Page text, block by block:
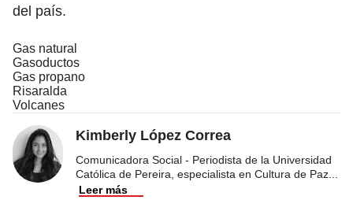
del país.
Gas natural
Gasoductos
Gas propano
Risaralda
Volcanes
Kimberly López Correa
Comunicadora Social - Periodista de la Universidad
Católica de Pereira, especialista en Cultura de Paz
Leer más